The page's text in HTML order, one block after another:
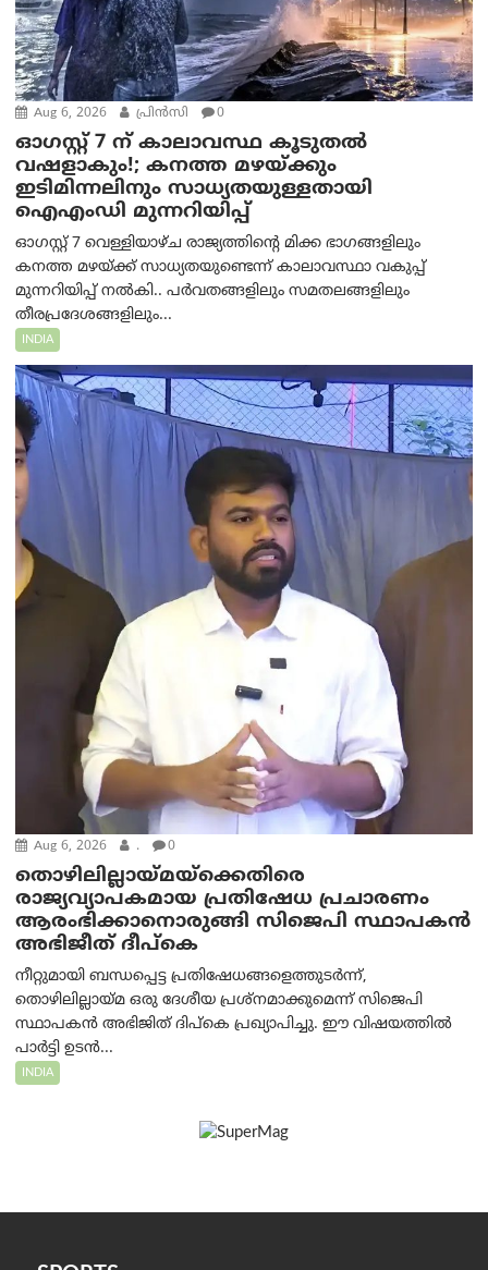
Aug 6, 2026 പ്രിന്‍സി 0
ഓഗസ്റ്റ് 7 ന് കാലാവസ്ഥ കൂടുതൽ
വഷളാകും!; കനത്ത മഴയ്ക്കും
ഇടിമിന്നലിനും സാധ്യതയുള്ളതായി
ഐഎംഡി മുന്നറിയിപ്പ്
ഓഗസ്റ്റ് 7 വെള്ളിയാഴ്ച രാജ്യത്തിന്റെ മിക്ക ഭാഗങ്ങളിലും
കനത്ത മഴയ്ക്ക് സാധ്യതയുണ്ടെന്ന് കാലാവസ്ഥാ വകുപ്പ്
മുന്നറിയിപ്പ് നൽകി.. പർവതങ്ങളിലും സമതലങ്ങളിലും
തീരപ്രദേശങ്ങളിലും...
INDIA
Aug 6, 2026 . 0
തൊഴിലില്ലായ്മയ്ക്കെതിരെ
രാജ്യവ്യാപകമായ പ്രതിഷേധ പ്രചാരണം
ആരംഭിക്കാനൊരുങ്ങി സിജെപി സ്ഥാപകന്‍
അഭിജീത് ദീപ്കെ
നീറ്റുമായി ബന്ധപ്പെട്ട പ്രതിഷേധങ്ങളെത്തുടർന്ന്,
തൊഴിലില്ലായ്മ ഒരു ദേശീയ പ്രശ്നമാക്കുമെന്ന് സിജെപി
സ്ഥാപകൻ അഭിജിത് ദിപ്കെ പ്രഖ്യാപിച്ചു. ഈ വിഷയത്തിൽ
പാർട്ടി ഉടൻ...
INDIA